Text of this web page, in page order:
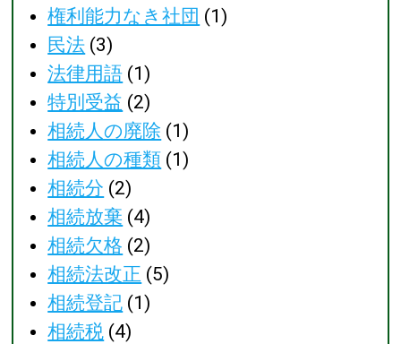
権利能力なき社団 (1)
民法 (3)
法律用語 (1)
特別受益 (2)
相続人の廃除 (1)
相続人の種類 (1)
相続分 (2)
相続放棄 (4)
相続欠格 (2)
相続法改正 (5)
相続登記 (1)
相続税 (4)